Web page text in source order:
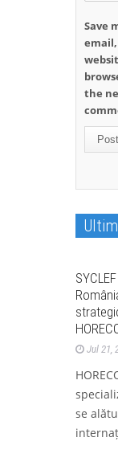
Save
the
Avocați
Mediul
Jul 21,
se